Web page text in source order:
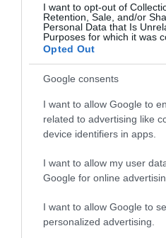
I want to opt-out of
Retention, Sale, and/or
Personal Data that Is
Purposes for which it was
Opted Out
Google consents
I want to allow Google to
related to advertising like
device identifiers in apps.
I want to allow my user
Google for online
I want to allow Google to
personalized advertising.
HASONLÓ BEJEGYZÉSEK